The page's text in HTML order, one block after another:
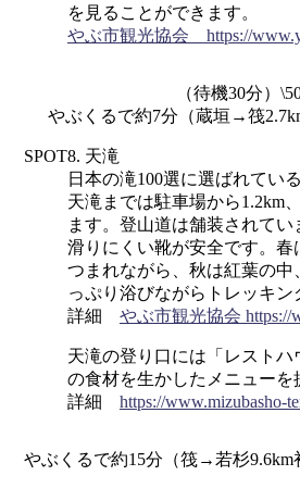
を見ることができます。
やぶ市観光協会 https://
（待機30分）
やぶくるで約7分（蔵垣→筏
SPOT8. 天滝
日本の滝100選に選ばれてい
天滝までは駐車場から1.2km
ます。登山道は舗装されてい
滑りにくい靴が安全です。春
つまれながら、秋は紅葉の中
っぷり浴びながらトレッキン
詳細 やぶ市観光協会 https://
天滝の登り口には「レスト
の食材を生かしたメニューを
詳細 https://www.mizubasho-
やぶくるで約15分（筏→若杉9.6km